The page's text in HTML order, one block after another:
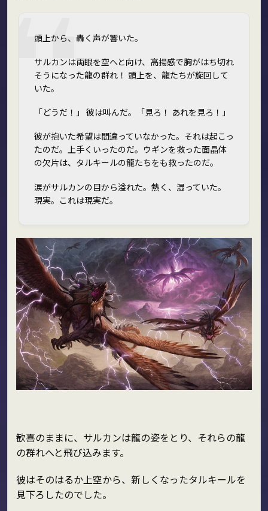
頭上から、轟く声が響いた。
サルカンは両眼を空へと向け、高揚感で胸がはち切れ
そうになった――龍の群れ！ 頭上を、龍たちが旋回して
いた。
「どうだ！」 彼は叫んだ。「見ろ！ あれを見ろ！」
彼が抱いた希望は間違っていなかった。それは起こっ
たのだ。上手くいったのだ。ウギンを救った面晶体
の欠片は、タルキールの龍たちをも救ったのだ。
涙がサルカンの目から溢れた。熱く、湿っていた。
現実。これは現実だ。
歓喜のままに、サルカンは龍の姿をとり、それらの龍
の群れへと飛び込みます。
彼はそのはるか上空から、新しくなったタルキールを
見下ろしたのでした。